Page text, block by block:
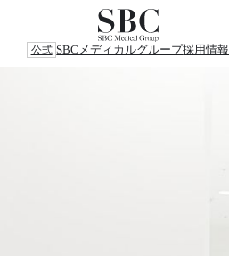
公式 SBCメディカルグループ採用情報